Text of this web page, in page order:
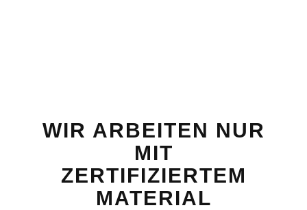
WIR ARBEITEN NUR
MIT
ZERTIFIZIERTEM
MATERIAL